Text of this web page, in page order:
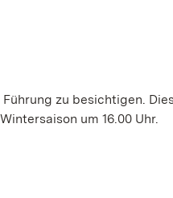
zu besichtigen.
um 16.00 Uhr.